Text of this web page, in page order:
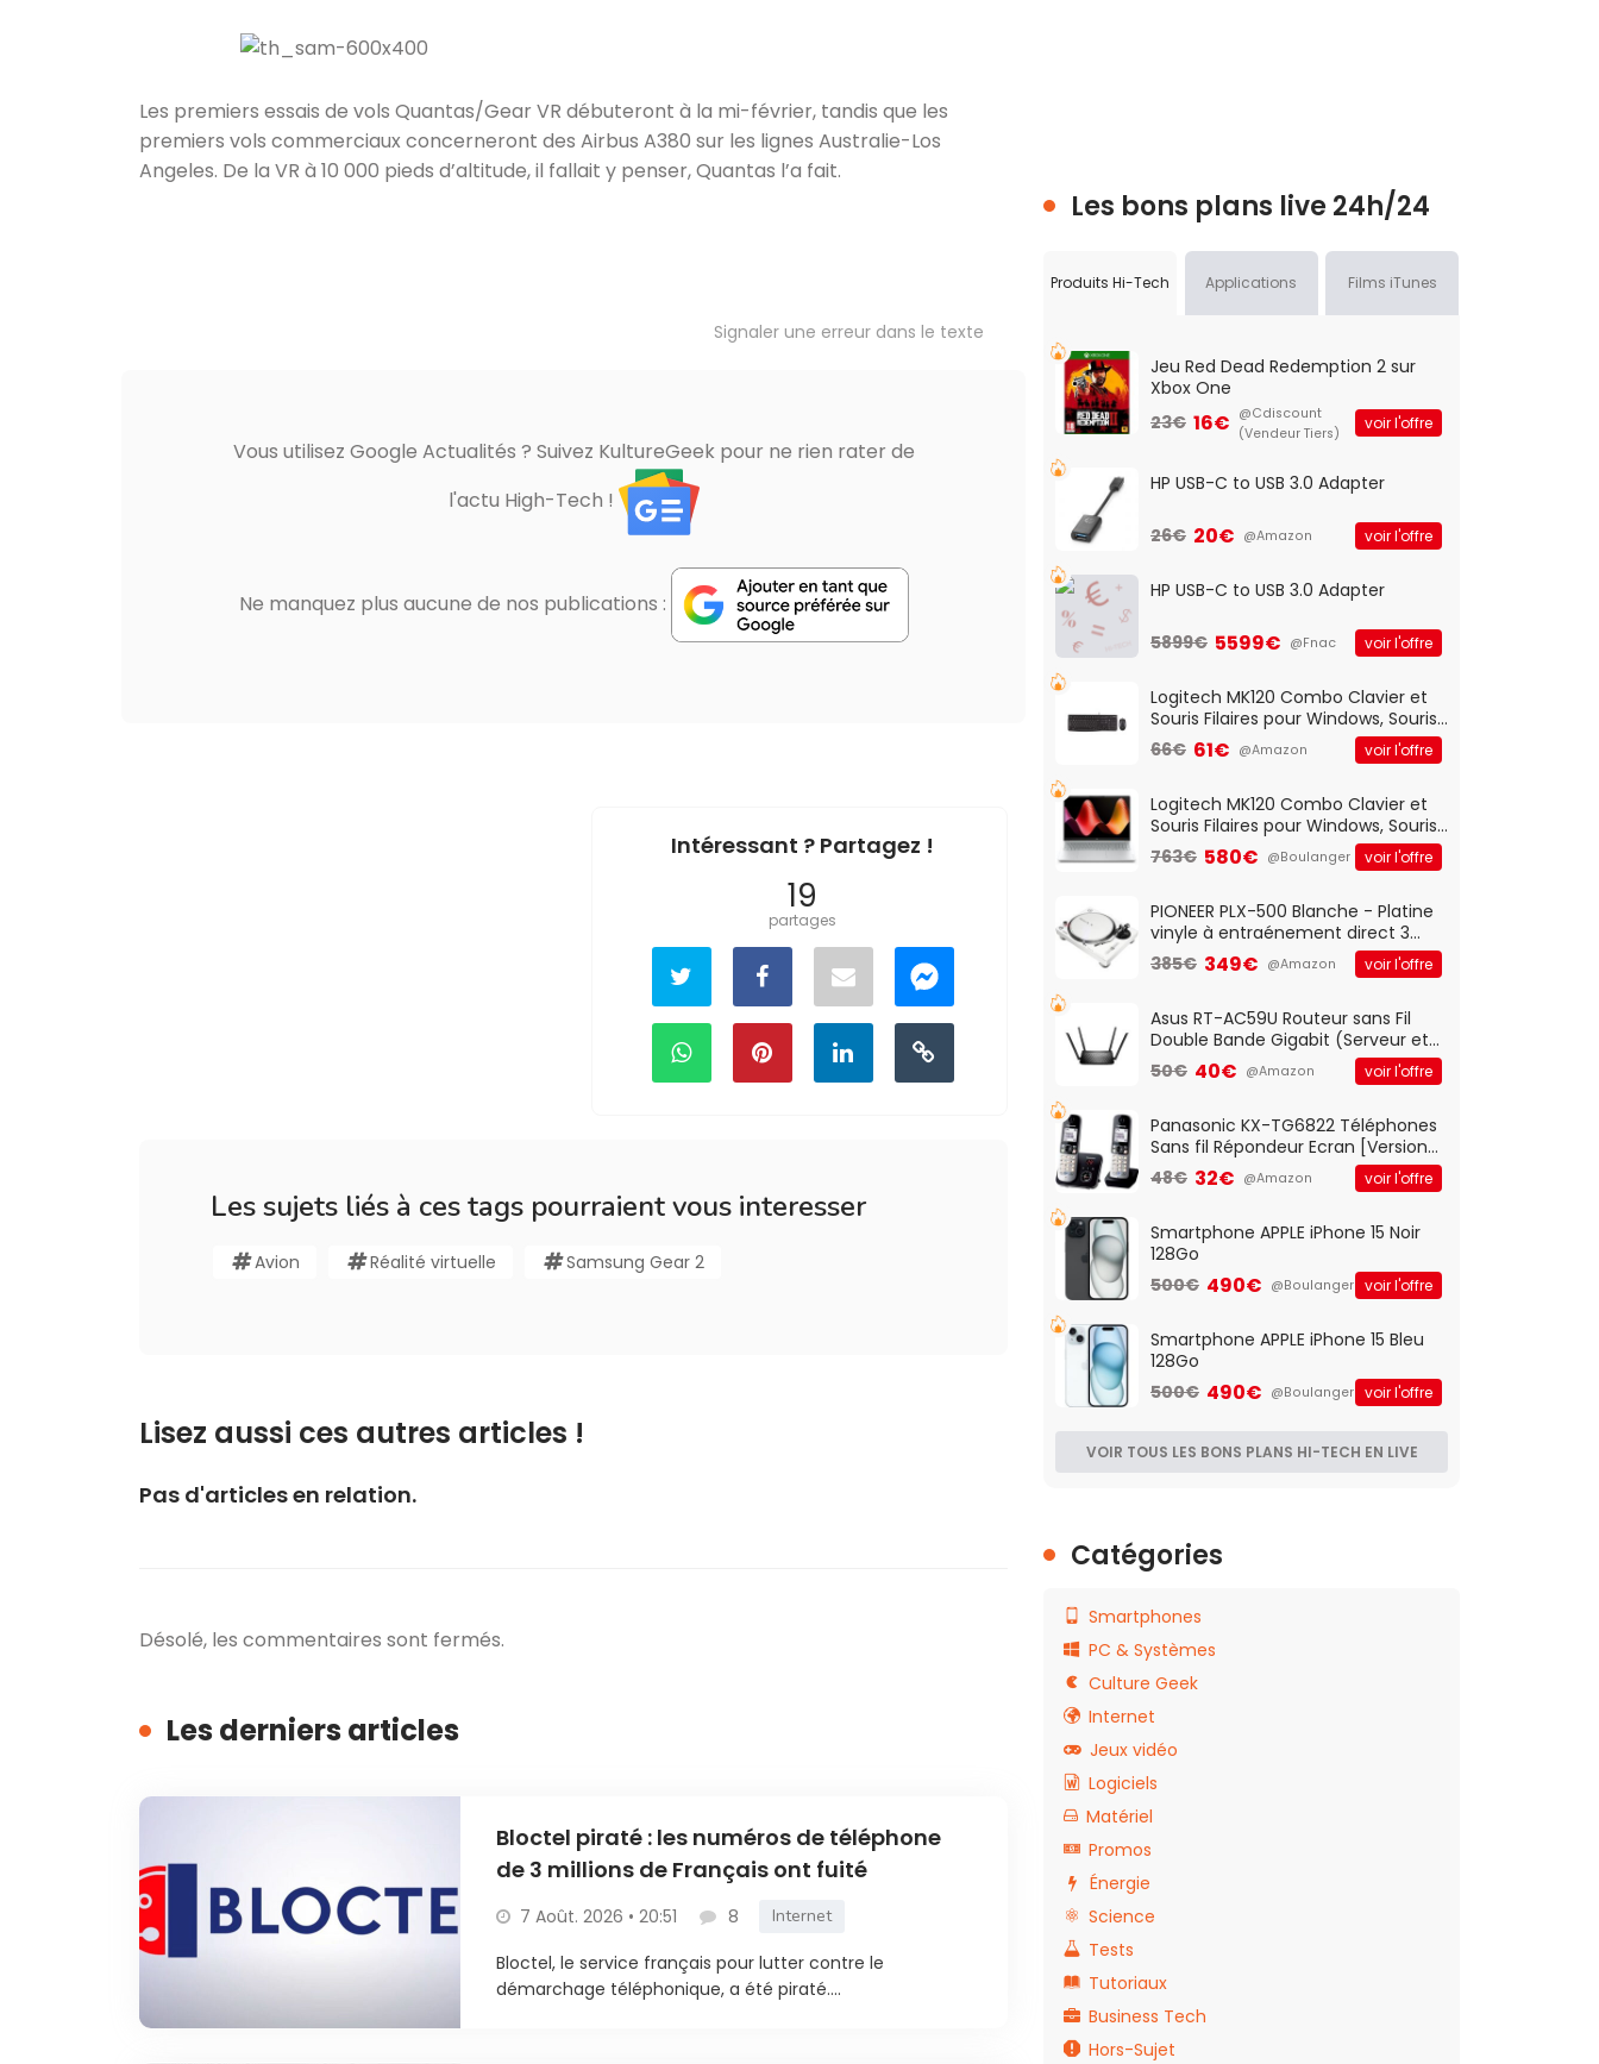
Les premiers essais de vols Quantas/Gear VR débuteront à la mi-février, tandis que les
premiers vols commerciaux concerneront des Airbus A380 sur les lignes Australie-Los
Angeles. De la VR à 10 000 pieds d’altitude, il fallait y penser, Quantas l’a fait.
Signaler une erreur dans le texte
Vous utilisez Google Actualités ? Suivez KultureGeek pour ne rien rater de
l'actu High-Tech !
Ne manquez plus aucune de nos publications :
Intéressant ? Partagez !
19
partages
Les sujets liés à ces tags pourraient vous interesser
Avion Réalité virtuelle Samsung Gear 2
Lisez aussi ces autres articles !
Pas d'articles en relation.
Désolé, les commentaires sont fermés.
Les derniers articles
Bloctel piraté : les numéros de téléphone
de 3 millions de Français ont fuité
7 Août. 2026 • 20:51 8 Internet
Bloctel, le service français pour lutter contre le
démarchage téléphonique, a été piraté....
Les bons plans live 24h/24
Produits Hi-Tech Applications Films iTunes
Jeu Red Dead Redemption 2 sur
Xbox One
23€ 16€ @Cdiscount
(Vendeur Tiers)
voir l'offre
HP USB-C to USB 3.0 Adapter
26€ 20€ @Amazon voir l'offre
HP USB-C to USB 3.0 Adapter
5899€ 5599€ @Fnac voir l'offre
Logitech MK120 Combo Clavier et
Souris Filaires pour Windows, Souris
Optique Filaire, Connexion USB Plug
And Play, Confortable, Taille
QWERTY UK - Noir
66€ 61€ @Amazon voir l'offre
Logitech MK120 Combo Clavier et
Souris Filaires pour Windows, Souris
Optique Filaire, Connexion USB Plug
And Play, Confortable, Taille
QWERTY UK - Noir
763€ 580€ @Boulanger voir l'offre
PIONEER PLX-500 Blanche - Platine
vinyle à entraénement direct 3
vitesses (33-45-78 trs/min) avec
pre-ampli intégré et port USB
385€ 349€ @Amazon voir l'offre
Asus RT-AC59U Routeur sans Fil
Double Bande Gigabit (Serveur et
Client VPN, Triple Vlan, Mode Point
d'accès et Bridge, contrôle
50€ 40€ @Amazon voir l'offre
Panasonic KX-TG6822 Téléphones
Sans fil Répondeur Ecran [Version
Française]
48€ 32€ @Amazon voir l'offre
Smartphone APPLE iPhone 15 Noir
128Go
500€ 490€ @Boulanger voir l'offre
Smartphone APPLE iPhone 15 Bleu
128Go
500€ 490€ @Boulanger voir l'offre
VOIR TOUS LES BONS PLANS HI-TECH EN LIVE
Catégories
Smartphones
PC & Systèmes
Culture Geek
Internet
Jeux vidéo
Logiciels
Matériel
Promos
Énergie
Science
Tests
Tutoriaux
Business Tech
Hors-Sujet